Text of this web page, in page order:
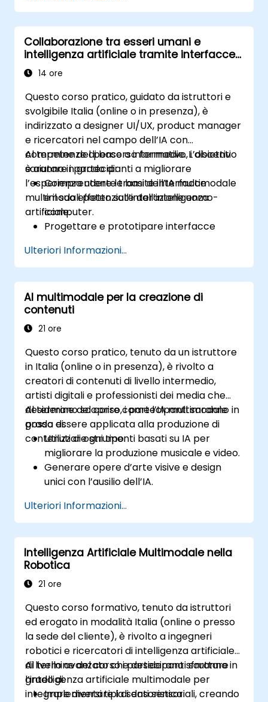
Implementare modelli di intelligenza
artificiale in grado di individuare anomalie
e attività sospette.
Utilizzare l’elaborazione del linguaggio
naturale e la visione artificiale per
Distribuire modelli di rilevamento delle
frodi basati sull’AI nei sistemi finanziari
reali.
Collaborazione tra esseri umani e
intelligenza artificiale tramite interfacce
multimodali
14 ore
Questo corso pratico, guidato da istruttori e
svolgibile Italia (online o in presenza), è
indirizzato a designer UI/UX, product manager
e ricercatori nel campo dell’IA con
competenze di base o intermedie. L’obiettivo
è aiutare i partecipanti a migliorare
l’esperienza utente tramite interfacce
multimodali potenziate dall’intelligenza
artificiale.
Al termine del percorso formativo, i discenti
saranno in grado di:
Comprendere le basi dell’IA multimodale
e il suo effetto sull’interazione uomo-
computer.
Progettare e prototipare interfacce
basati sull’intelligenza artificiale.
Implementare tecnologie come il
riconoscimento vocale, il controllo
gestuale e il tracciamento dello sguardo.
Valutare l’efficacia e la usabilità dei
sistemi multimodali.
Ulteriori Informazioni...
AI multimodale per la creazione di
contenuti
21 ore
Questo corso pratico, tenuto da un istruttore
in Italia (online o in presenza), è rivolto a
creatori di contenuti di livello intermedio,
artisti digitali e professionisti dei media che
desiderano scoprire come l’IA multimodale
possa essere applicata alla produzione di
contenuti di ogni tipo.
Al termine del corso, i partecipanti saranno in
grado di:
Utilizzare strumenti basati su IA per
migliorare la produzione musicale e video.
Generare opere d’arte visive e design
unici con l’ausilio dell’IA.
interattive.
Comprendere l’impatto dell’IA sui settori
creativi.
Ulteriori Informazioni...
Intelligenza Artificiale Multimodale nella
Robotica
21 ore
Questo corso formativo, tenuto da istruttori
ed erogato in modalità Italia (online o presso
la sede del cliente), è rivolto a ingegneri
robotici e ricercatori di intelligenza artificiale
di livello avanzato che desiderano sfruttare
l’intelligenza artificiale multimodale per
integrare diversi tipi di dati sensoriali, creando
Al termine del corso i partecipanti saranno in
grado di:
Implementare la sensoristica